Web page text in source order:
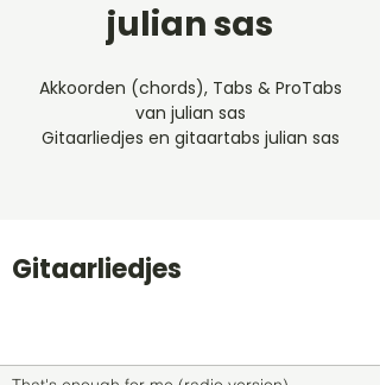
julian sas
Akkoorden (chords), Tabs & ProTabs
van julian sas
Gitaarliedjes en gitaartabs julian sas
Gitaarliedjes